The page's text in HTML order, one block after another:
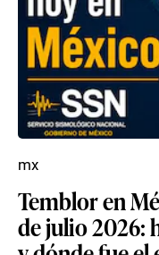
Temblor en
de julio 2026:
mx